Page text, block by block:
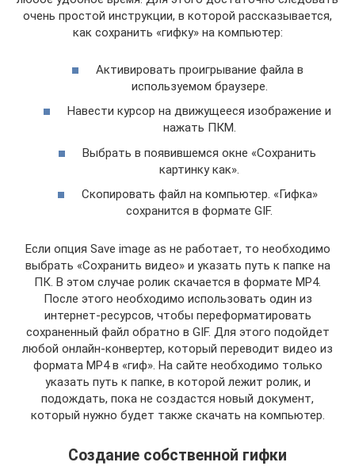
очень простой инструкции, в которой рассказывается,
как сохранить «гифку» на компьютер:
Активировать проигрывание файла в
используемом браузере.
Навести курсор на движущееся изображение и
нажать ПКМ.
Выбрать в появившемся окне «Сохранить
картинку как».
Скопировать файл на компьютер. «Гифка»
сохранится в формате GIF.
Если опция Save image as не работает, то необходимо
выбрать «Сохранить видео» и указать путь к папке на
ПК. В этом случае ролик скачается в формате MP4.
После этого необходимо использовать один из
интернет-ресурсов, чтобы переформатировать
сохраненный файл обратно в GIF. Для этого подойдет
любой онлайн-конвертер, который переводит видео из
формата MP4 в «гиф». На сайте необходимо только
указать путь к папке, в которой лежит ролик, и
подождать, пока не создастся новый документ,
который нужно будет также скачать на компьютер.
Создание собственной гифки